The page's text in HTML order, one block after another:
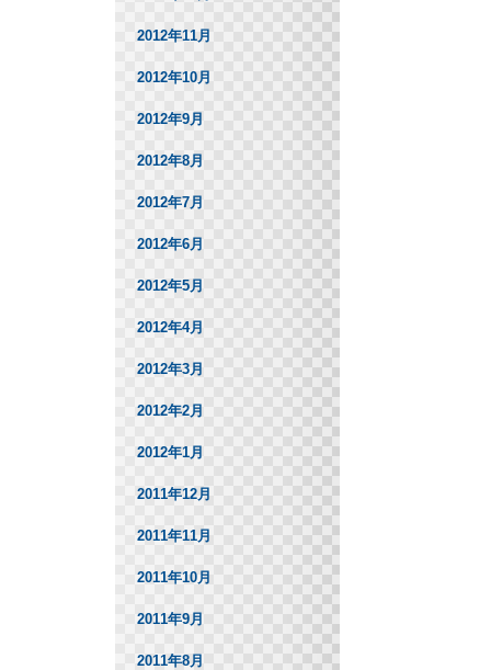
2012年11月
2012年10月
2012年9月
2012年8月
2012年7月
2012年6月
2012年5月
2012年4月
2012年3月
2012年2月
2012年1月
2011年12月
2011年11月
2011年10月
2011年9月
2011年8月